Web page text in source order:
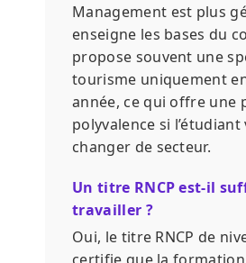
Management est plus
enseigne les bases du
propose souvent une
tourisme uniquement
année, ce qui offre une
polyvalence si l’étudiant
changer de secteur.
Un titre RNCP est-il
travailler ?
Oui, le titre RNCP de